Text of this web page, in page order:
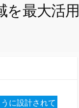
を最大活用
に設計されて